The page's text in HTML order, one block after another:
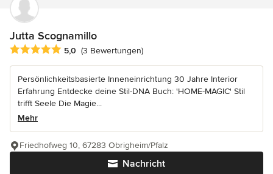
Jutta Scognamillo
Durchschnittliche Bewertung: 5 von 5 Sternen
5,0 (3 Bewertungen)
Persönlichkeitsbasierte Inneneinrichtung 30 Jahre Interior
Erfahrung Entdecke deine Stil-DNA Buch: 'HOME-MAGIC' Stil
trifft Seele Die Magie...
Mehr
Nachricht
Friedhofweg 10, 67283 Obrigheim/Pfalz